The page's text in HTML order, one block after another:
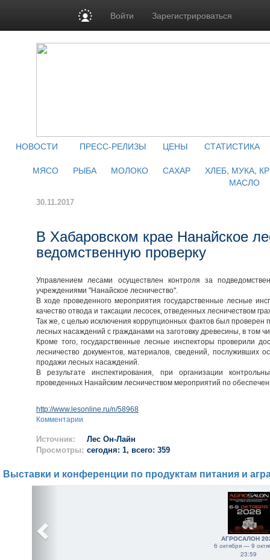
Войти Зарегистрироваться
НОВОСТИ ПРЕСС-РЕЛИЗЫ ЦЕНЫ
СТАТИСТИКА
МЯСО
РЫБА МОЛОКО САХАР
ХЛЕБ, МУКА,
МАСЛО
30.11.2017
В Хабаровском крае Нанайское
ведомственную проверку
Управлением лесами осуществлен контроля за
учреждениями "Нанайское лесничество".
В ходе проведенного мероприятия государственные лесные
качество отвода и таксации лесосек, отведенных лесничеством
Так же, с целью исключения коррупционных фактов был проверен
лесных насаждений с гражданами на заготовку древесины, в том
Кроме того, государственные лесные инспекторы проверили
лесничество документов, материалов, сведений, послуживших
продажи лесных насаждений.
В результате инспектирования, при организации
проведенных Нанайским лесничеством мероприятий по
http://www.lesonline.ru/n/58968
Комментарии
Источник:
Лес Он-Лайн
Просмотры: сегодня: 1, всего: 359
Выставки и конференции по продуктам питания и
АГРОСАЛОН
6 октября — 9
23:59